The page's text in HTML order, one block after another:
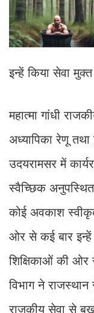
इन्हें किया सेवा मुक्त
महात्मा गांधी
अध्यापिका रेणू तथा
उदयरामसर में
स्वैच्छिक
कोई अवकाश
ओर से कई बार इन्हें
शिक्षिकाओं की ओर
विभाग ने
राजकीय सेवा से